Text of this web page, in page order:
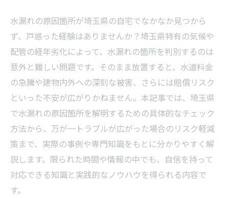
水漏れの原因箇所が埼玉県の自宅でなかなか見つから
ず、戸惑った経験はありませんか？埼玉県特有の気候や
配管の経年劣化によって、水漏れの箇所を判別するのは
意外と難しい問題です。そのまま放置すると、水道料金
の急騰や建物内外への深刻な被害、さらには賠償リスク
といった不安が広がりかねません。本記事では、埼玉県
で水漏れの原因箇所を解明するための具体的なチェック
方法から、万が一トラブルが広がった場合のリスク軽減
策まで、実際の事例や専門知識をもとに分かりやすく解
説します。限られた時間や情報の中でも、自信を持って
対応できる知識と実践的なノウハウを得られる内容で
す。